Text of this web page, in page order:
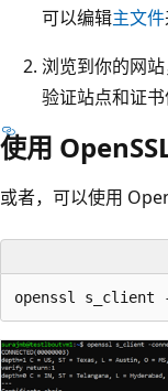
可以编辑主文件
浏览到你的网
验证站点和证书
使用
或者，可以使用